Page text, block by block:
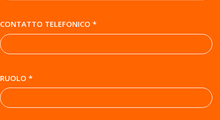
CONTATTO TELEFONICO *
RUOLO *